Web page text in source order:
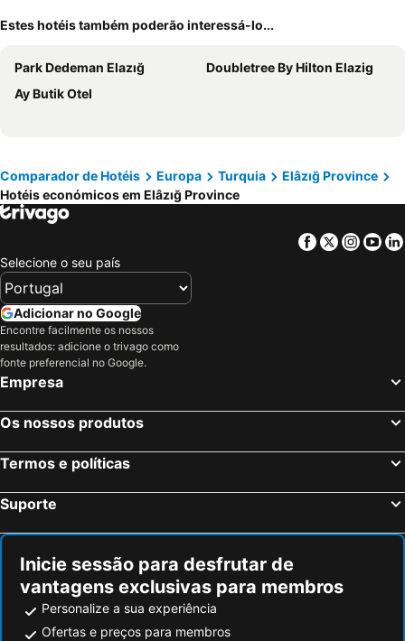
Estes hotéis também poderão interessá-lo...
Park Dedeman Elazığ
Doubletree By Hilton Elazig
Ay Butik Otel
Comparador de Hotéis Europa Turquia
Elâzığ Province
Hotéis económicos em Elâzığ Province
Facebook
Twitter
Selecione o seu país
Adicionar no Google
Encontre facilmente os nossos
resultados: adicione o trivago como
fonte preferencial no Google.
Empresa
Os nossos produtos
Termos e políticas
Suporte
Inicie sessão para desfrutar de
vantagens exclusivas para membros
Personalize a sua experiência
Ofertas e preços para membros